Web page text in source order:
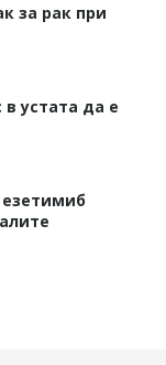
за рак при
устата да е